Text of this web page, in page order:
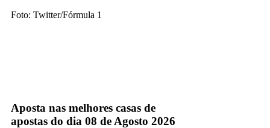
Foto: Twitter/Fórmula 1
Aposta nas melhores casas de
apostas do dia 08 de Agosto 2026